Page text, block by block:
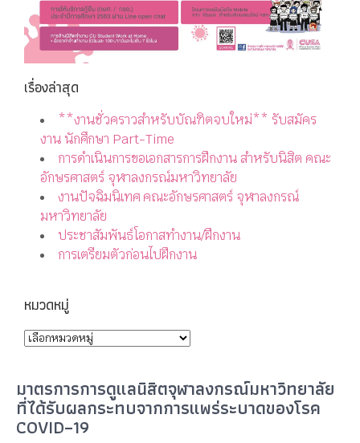
เรื่องล่าสุด
**งานชั่วคราวสำหรับบัณฑิตจบใหม่** รับสมัคร
งาน นักศึกษา Part-Time
การดำเนินการขอเอกสารการฝึกงาน สำหรับนิสิต คณะ
อักษรศาสตร์ จุฬาลงกรณ์มหาวิทยาลัย
งานปัจฉิมนิเทศ คณะอักษรศาสตร์ จุฬาลงกรณ์
มหาวิทยาลัย
ประชาสัมพันธ์โอกาสทำงาน/ฝึกงาน
การเตรียมตัวก่อนไปฝึกงาน
หมวดหมู่
มาตรการการดูแลนิสิตจุฬาลงกรณ์มหาวิทยาลัย
ที่ได้รับผลกระทบจากการแพร่ระบาดของโรค
COVID–19